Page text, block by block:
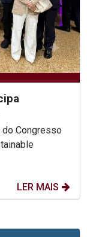
Congresso
LER MAIS